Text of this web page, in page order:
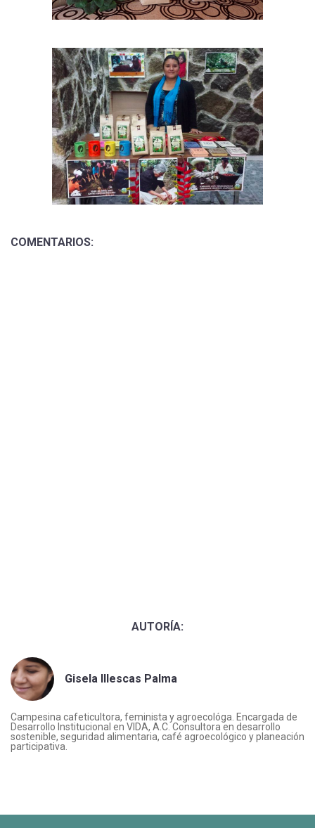
COMENTARIOS:
AUTORÍA:
Gisela Illescas Palma
Campesina cafeticultora, feminista y agroecológa. Encargada de
Desarrollo Institucional en VIDA, A.C. Consultora en desarrollo
sostenible, seguridad alimentaria, café agroecológico y planeación
participativa.